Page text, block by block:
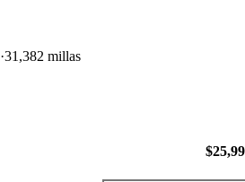
31,382 millas